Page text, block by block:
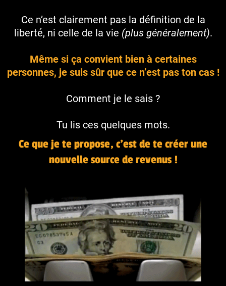
Ce n’est clairement pas la définition de la
liberté, ni celle de la vie (plus généralement).
Même si ça convient bien à certaines
personnes, je suis sûr que ce n’est pas ton cas !
Comment je le sais ?
Tu lis ces quelques mots.
Ce que je te propose, c’est de te créer une
nouvelle source de revenus !